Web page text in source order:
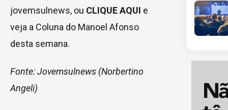
jovemsulnews, ou CLIQUE AQUI e
veja a Coluna do Manoel Afonso
desta semana.
Fonte: Jovemsulnews (Norbertino
Angeli)